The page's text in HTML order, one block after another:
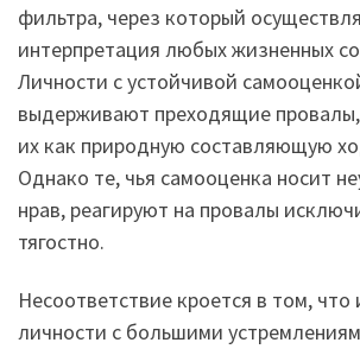
фильтра, через который
интерпретация любых жизненных
Личности с устойчивой
выдерживают преходящие провалы,
их как природную составляющую
Однако те, чья самооценка носит
нрав, реагируют на провалы
тягостно.
Несоответствие кроется в том, что
личности с большими